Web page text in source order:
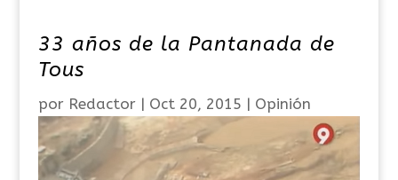
33 años de la Pantanada de
Tous
por Redactor| Oct 20, 2015 | Opinión